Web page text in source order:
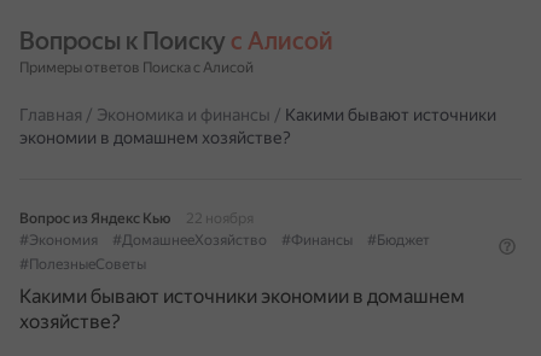
Вопросы к Поиску с Алисой
Примеры ответов Поиска с Алисой
Главная / Экономика и финансы / Какими бывают источники
экономии в домашнем хозяйстве?
Вопрос из Яндекс Кью
22 ноября
#Экономия
#ДомашнееХозяйство #Финансы
#Бюджет
#ПолезныеСоветы
Какими бывают источники экономии в домашнем
хозяйстве?